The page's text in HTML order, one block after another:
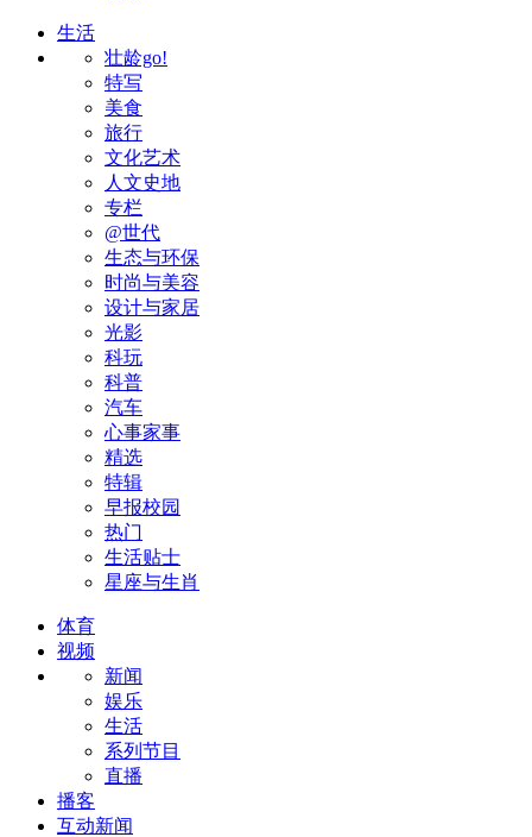
生活
壮龄go!
特写
美食
旅行
文化艺术
人文史地
专栏
@世代
生态与环保
时尚与美容
设计与家居
光影
科玩
科普
汽车
心事家事
精选
特辑
早报校园
热门
生活贴士
星座与生肖
体育
视频
新闻
娱乐
生活
系列节目
直播
播客
互动新闻